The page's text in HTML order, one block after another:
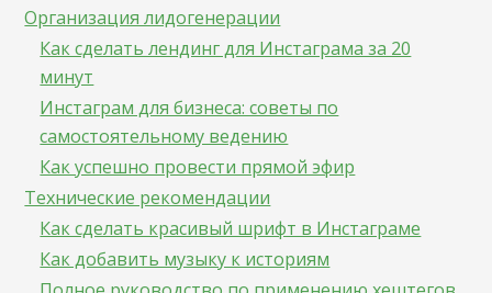
Организация лидогенерации
Как сделать лендинг для Инстаграма за 20
минут
Инстаграм для бизнеса: советы по
самостоятельному ведению
Как успешно провести прямой эфир
Технические рекомендации
Как сделать красивый шрифт в Инстаграме
Как добавить музыку к историям